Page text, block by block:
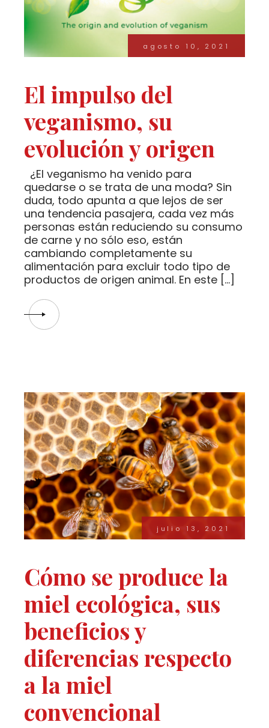
agosto 10, 2021
El impulso del
veganismo, su
evolución y origen
¿El veganismo ha venido para
quedarse o se trata de una moda? Sin
duda, todo apunta a que lejos de ser
una tendencia pasajera, cada vez más
personas están reduciendo su consumo
de carne y no sólo eso, están
cambiando completamente su
alimentación para excluir todo tipo de
productos de origen animal. En este […]
julio 13, 2021
Cómo se produce la
miel ecológica, sus
beneficios y
diferencias respecto
a la miel
convencional